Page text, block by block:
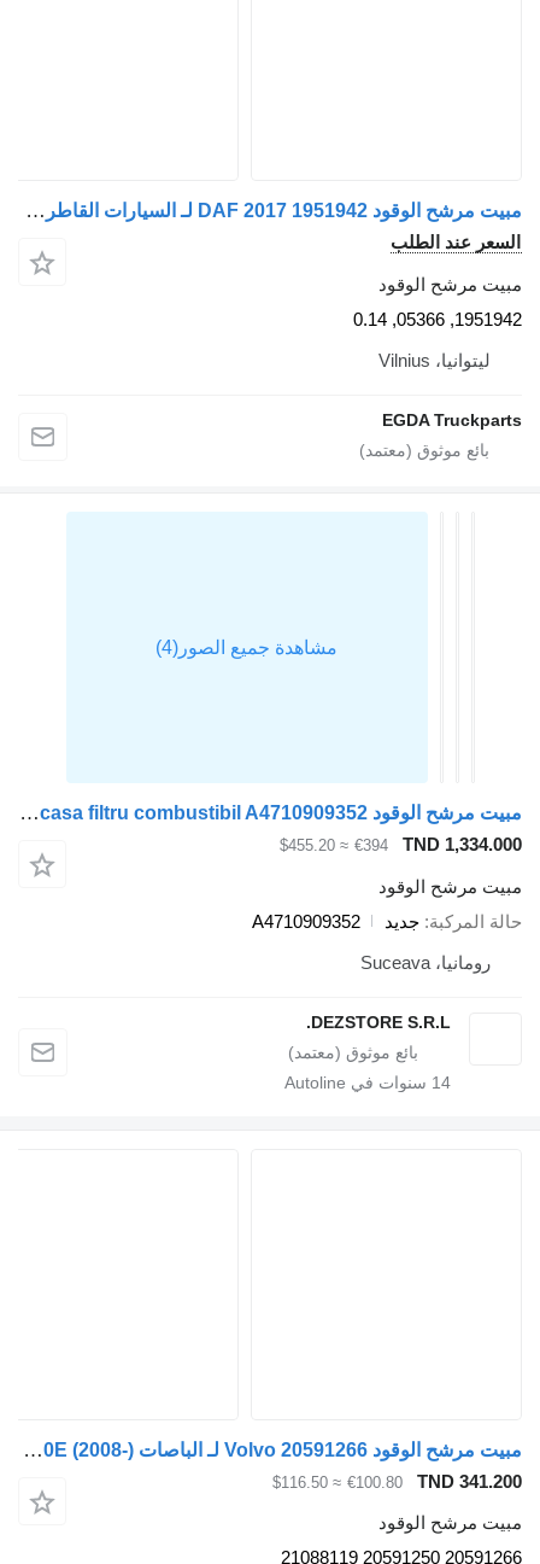
مبيت مرشح الوقود DAF 2017 1951942 لـ السيارات القاطرة DAF
عند الطلب
مرشح الوقود
1951942,
ليتوانيا، Vilnius
EGDA
مبيت مرشح الوقود Carcasa filtru combustibil A4710909352 لـ السيارات القاطرة Mercedes-Benz ACTROS MP4
TND
€394
≈ $455.20
مرشح الوقود
المركبة جديد
A4710909352
رومانيا، Suceava
DEZSTORE S.R.L.
سنوات في Autoline
مبيت مرشح الوقود Volvo 20591266 لـ الباصات Volvo B5LH, B0E (2008-)
TND
€100.80
≈ $116.50
مرشح الوقود
20591266